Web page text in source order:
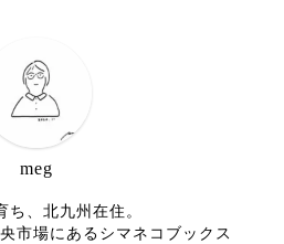
meg
、北九州在住。
市場にあるシマネコブックス